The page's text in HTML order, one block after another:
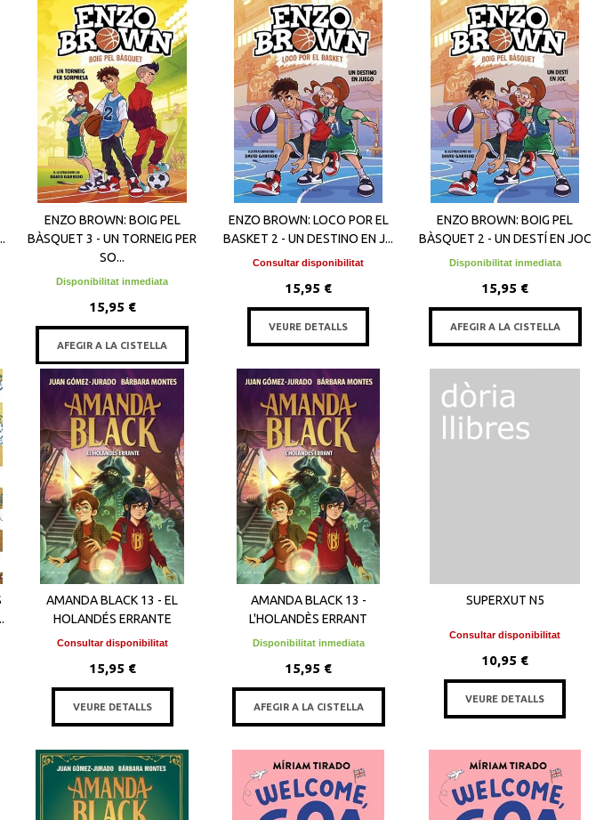
ENZO BROWN: BOIG PEL
BÀSQUET 3 - UN TORNEIG PER
SO...
Disponibilitat inmediata
15,95 €
AFEGIR A LA CISTELLA
ENZO BROWN: LOCO POR EL
BASKET 2 - UN DESTINO EN J...
Consultar disponibilitat
15,95 €
VEURE DETALLS
ENZO BROWN: BOIG PEL
BÀSQUET 2 - UN DESTÍ EN JOC
Disponibilitat inmediata
15,95 €
AFEGIR A LA CISTELLA
AMANDA BLACK 13 - EL
HOLANDÉS ERRANTE
Consultar disponibilitat
15,95 €
VEURE DETALLS
AMANDA BLACK 13 -
L'HOLANDÈS ERRANT
Disponibilitat inmediata
15,95 €
AFEGIR A LA CISTELLA
SUPERXUT N5
Consultar disponibilitat
10,95 €
VEURE DETALLS